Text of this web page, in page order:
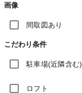
画像
間取図あり
こだわり条件
駐車場(近隣含む)
ロフト